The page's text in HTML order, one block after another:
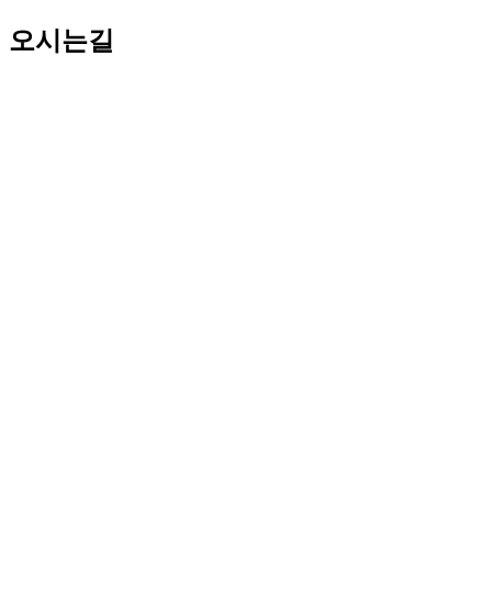
오시는길